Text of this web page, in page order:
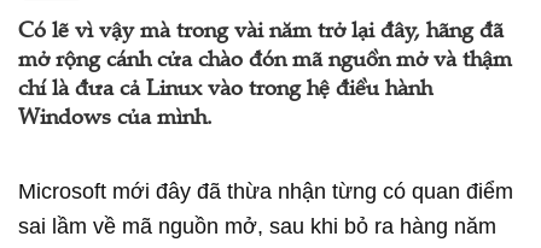
Có lẽ vì vậy mà trong vài năm trở lại đây, hãng đã
mở rộng cánh cửa chào đón mã nguồn mở và thậm
chí là đưa cả Linux vào trong hệ điều hành
Windows của mình.
Microsoft mới đây đã thừa nhận từng có quan điểm
sai lầm về mã nguồn mở, sau khi bỏ ra hàng năm